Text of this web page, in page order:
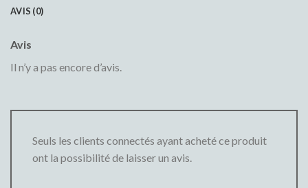
AVIS (0)
Avis
Il n’y a pas encore d’avis.
Seuls les clients connectés ayant acheté ce produit
ont la possibilité de laisser un avis.